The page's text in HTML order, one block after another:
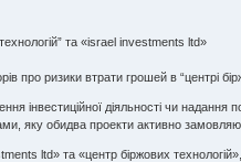
та «israel investments ltd»
про ризики втрати грошей в “центрі
інвестиційної діяльності чи
яку обидва проекти активно
ltd» та «центр біржових